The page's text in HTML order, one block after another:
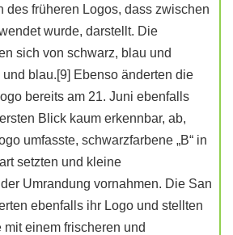
des früheren Logos, dass zwischen
wurde, darstellt. Die
sich von schwarz, blau und
blau.[9] Ebenso änderten die
bereits am 21. Juni ebenfalls
Blick kaum erkennbar, ab,
umfasste, schwarzfarbene „B“ in
setzten und kleine
Umrandung vornahmen. Die San
ebenfalls ihr Logo und stellten
einem frischeren und